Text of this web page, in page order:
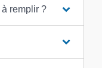
remplir ?